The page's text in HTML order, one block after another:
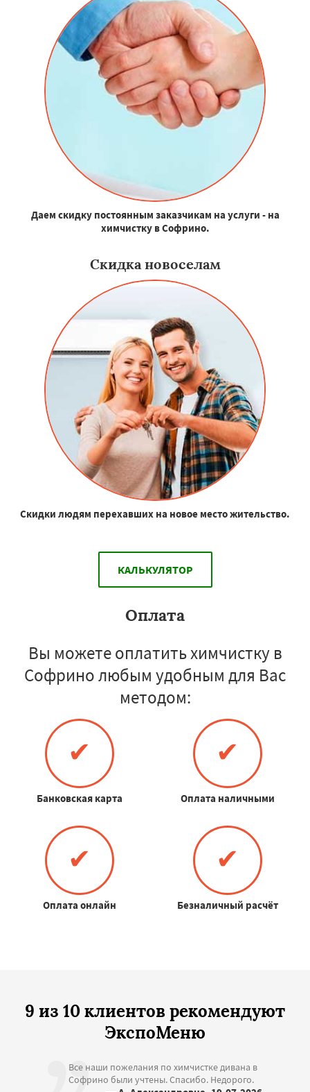
Даем скидку постоянным заказчикам на услуги - на
химчистку в Софрино.
Скидка новоселам
Скидки людям перехавших на новое место жительство.
КАЛЬКУЛЯТОР
Оплата
Вы можете оплатить химчистку в
Софрино любым удобным для Вас
методом:
✔
Банковская карта
✔
Оплата наличными
✔
Оплата онлайн
✔
Безналичный расчёт
9 из 10 клиентов рекомендуют
ЭкспоМеню
Все наши пожелания по химчистке дивана в
Софрино были учтены. Спасибо. Недорого.